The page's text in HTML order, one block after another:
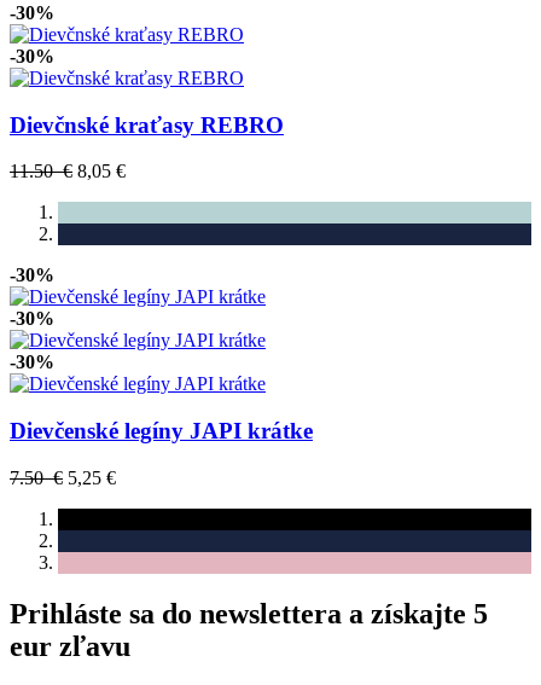
-30%
-30%
Dievčnské kraťasy REBRO
11.50 € 8,05 €
-30%
-30%
-30%
Dievčenské legíny JAPI krátke
7.50 € 5,25 €
Prihláste sa do newslettera a získajte 5
eur zľavu